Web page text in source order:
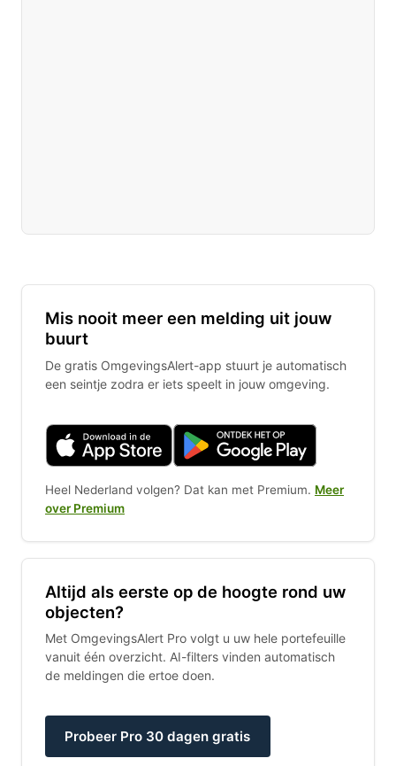
Mis nooit meer een melding uit jouw
buurt
De gratis OmgevingsAlert-app stuurt je automatisch
een seintje zodra er iets speelt in jouw omgeving.
Heel Nederland volgen? Dat kan met Premium. Meer
over Premium
Altijd als eerste op de hoogte rond uw
objecten?
Met OmgevingsAlert Pro volgt u uw hele portefeuille
vanuit één overzicht. AI-filters vinden automatisch
de meldingen die ertoe doen.
Probeer Pro 30 dagen gratis